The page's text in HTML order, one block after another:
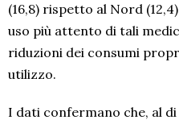
(16,8) rispetto al Nord
uso più attento di tali
riduzioni dei consumi
utilizzo.
I dati confermano che, al